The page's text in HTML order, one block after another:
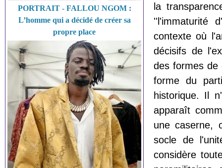
PORTRAIT - FALLOU NGOM :
L’homme qui a décidé de créer sa
propre place
la
''l'immaturité
contexte où
décisifs de
des formes de
forme du
historique. Il
apparaît
une caserne,
socle de
considère